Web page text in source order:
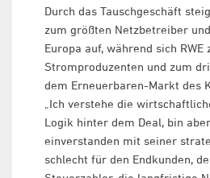
Durch das Tauschgeschäft
zum größten Netzbetreiber
Europa auf, während sich
Stromproduzenten und zum
dem Erneuerbaren-Markt des
„Ich verstehe die
Logik hinter dem Deal, bin
einverstanden mit seiner
schlecht für den Endkunden,